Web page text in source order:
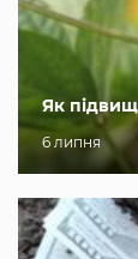
Як
6 липня